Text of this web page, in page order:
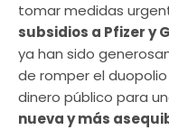
tomar medidas
subsidios a Pfizer y
ya han sido
de romper el duopolio
dinero público para
nueva y más